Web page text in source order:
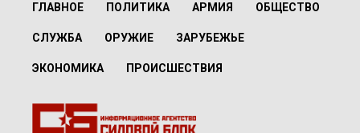
ГЛАВНОЕ ПОЛИТИКА АРМИЯ ОБЩЕСТВО
СЛУЖБА ОРУЖИЕ ЗАРУБЕЖЬЕ
ЭКОНОМИКА ПРОИСШЕСТВИЯ